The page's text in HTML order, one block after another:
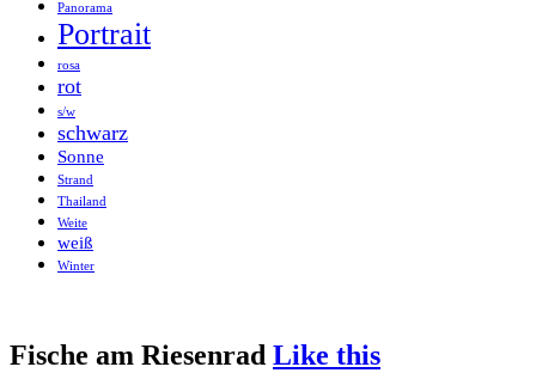
Panorama
Portrait
rosa
rot
s/w
schwarz
Sonne
Strand
Thailand
Weite
weiß
Winter
Fische am Riesenrad Like this